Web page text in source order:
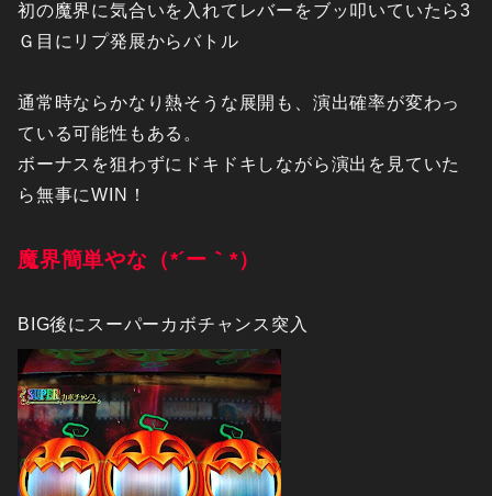
初の魔界に気合いを入れてレバーをブッ叩いていたら3
Ｇ目にリプ発展からバトル
通常時ならかなり熱そうな展開も、演出確率が変わっ
ている可能性もある。
ボーナスを狙わずにドキドキしながら演出を見ていた
ら無事にWIN！
魔界簡単やな（*´ー｀*）
BIG後にスーパーカボチャンス突入